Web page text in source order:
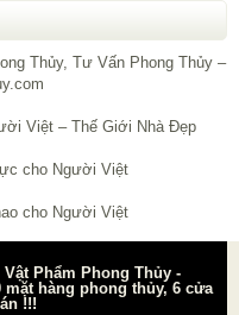
Phẩm Phong Thủy -
mặt hàng phong thủy, 6 cửa
!!!